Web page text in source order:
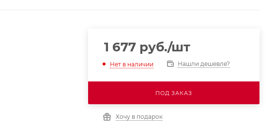
1 677руб./шт
Нет в наличии Нашли дешевле?
ПОД ЗАКАЗ
Хочу в подарок